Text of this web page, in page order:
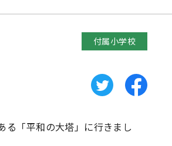
付属小学校
る「平和の大塔」に行きまし